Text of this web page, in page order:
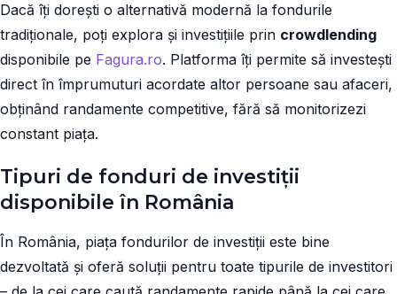
Dacă îți dorești o alternativă modernă la fondurile
tradiționale, poți explora și investițiile prin crowdlending
disponibile pe Fagura.ro. Platforma îți permite să investești
direct în împrumuturi acordate altor persoane sau afaceri,
obținând randamente competitive, fără să monitorizezi
constant piața.
Tipuri de fonduri de investiții
disponibile în România
În România, piața fondurilor de investiții este bine
dezvoltată și oferă soluții pentru toate tipurile de investitori